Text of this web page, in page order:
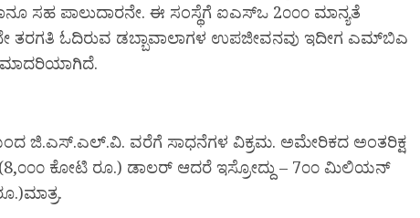
ಸಹ ಪಾಲುದಾರನೇ. ಈ ಸಂಸ್ಥೆಗೆ ಐಎಸ್‌ಒ 2೦೦೦ ಮಾನ್ಯತೆ
ತರಗತಿ ಓದಿರುವ ಡಬ್ಬಾವಾಲಾಗಳ ಉಪಜೀವನವು ಇದೀಗ ಎಮ್‌ಬಿಎ
ಮಾದರಿಯಾಗಿದೆ.
ಜಿ.ಎಸ್.ಎಲ್.ವಿ. ವರೆಗೆ ಸಾಧನೆಗಳ ವಿಕ್ರಮ. ಅಮೇರಿಕದ ಅಂತರಿಕ್ಷ
ಕೋಟಿ ರೂ.) ಡಾಲರ್ ಆದರೆ ಇಸ್ರೋದ್ದು – 7೦೦ ಮಿಲಿಯನ್